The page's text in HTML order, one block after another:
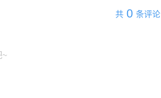
共 0 条评论
~